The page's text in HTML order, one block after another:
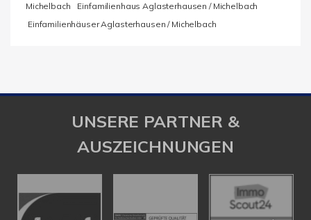
Michelbach
Einfamilienhaus Aglasterhausen / Michelbach
Einfamilienhäuser Aglasterhausen / Michelbach
UNSERE PARTNER &
AUSZEICHNUNGEN